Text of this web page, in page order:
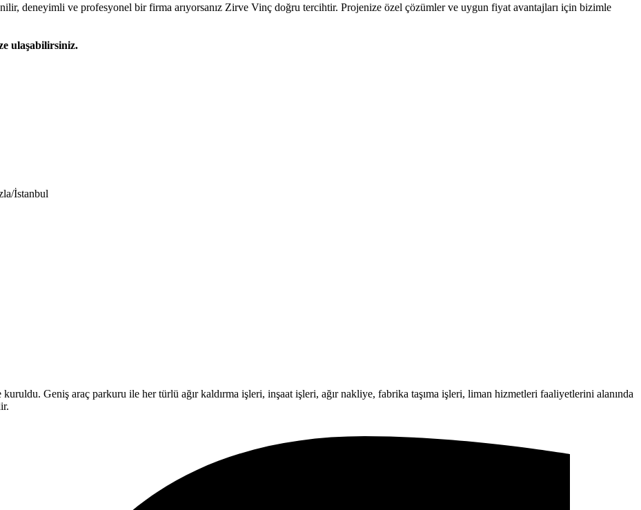
deneyimli ve profesyonel bir firma arıyorsanız Zirve Vinç doğru tercihtir. Projenize özel çözümler ve uygun fiyat avantajları için bizimle
ulaşabilirsiniz.
İstanbul
Geniş araç parkuru ile her türlü ağır kaldırma işleri, inşaat işleri, ağır nakliye, fabrika taşıma işleri, liman hizmetleri faaliyetlerini alanında